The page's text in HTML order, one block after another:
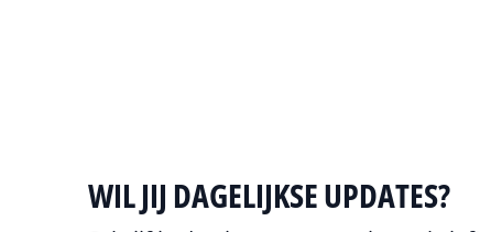
WIL JIJ DAGELIJKSE UPDATES?